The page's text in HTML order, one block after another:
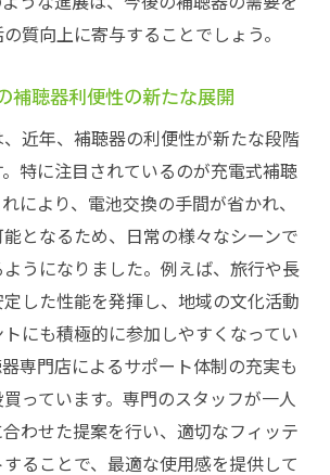
質向上に寄与することでしょう。
補聴器利便性の新たな展開
近年、補聴器の利便性が新たな段階
特に注目されているのが充電式補聴
により、電池交換の手間が省かれ、
となるため、日常の様々なシーンで
うになりました。例えば、旅行や長
した性能を発揮し、地域の文化活動
にも積極的に参加しやすくなってい
専門店によるサポート体制の充実も
っています。専門のスタッフが一人
わせた提案を行い、適切なフィッテ
ることで、最適な使用感を提供して